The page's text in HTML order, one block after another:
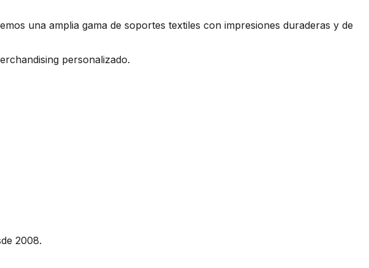
una amplia gama de soportes textiles con impresiones duraderas y de
personalizado.
2008.